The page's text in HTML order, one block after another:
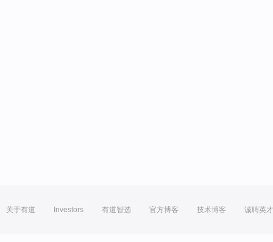
关于有道 Investors 有道智选 官方博客 技术博客 诚聘英才